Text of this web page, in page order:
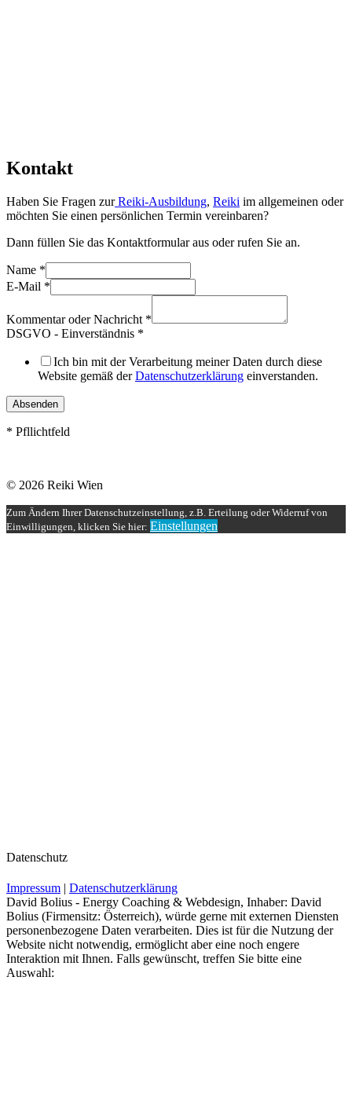
Kontakt
Haben Sie Fragen zurReiki-Ausbildung, Reiki im allgemeinen oder
möchten Sie einen persönlichen Termin vereinbaren?
Dann füllen Sie das Kontaktformular aus oder rufen Sie an.
Name *
E-Mail *
Kommentar oder Nachricht *
DSGVO - Einverständnis *
Ich bin mit der Verarbeitung meiner Daten durch diese
Website gemäß derDatenschutzerklärung einverstanden.
Absenden
* Pfllichtfeld
© 2026 Reiki Wien
Zum Ändern Ihrer Datenschutzeinstellung, z.B. Erteilung oder Widerruf von
Einwilligungen, klicken Sie hier: Einstellungen
Datenschutz
Impressum | Datenschutzerklärung
David Bolius - Energy Coaching & Webdesign, Inhaber: David
Bolius (Firmensitz: Österreich), würde gerne mit externen Diensten
personenbezogene Daten verarbeiten. Dies ist für die Nutzung der
Website nicht notwendig, ermöglicht aber eine noch engere
Interaktion mit Ihnen. Falls gewünscht, treffen Sie bitte eine
Auswahl: